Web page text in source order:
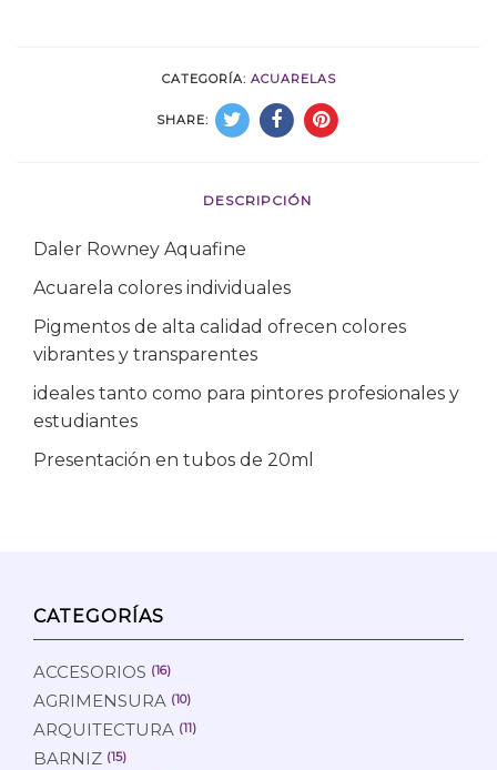
CATEGORÍA: ACUARELAS
SHARE:
DESCRIPCIÓN
Daler Rowney Aquafine
Acuarela colores individuales
Pigmentos de alta calidad ofrecen colores
vibrantes y transparentes
ideales tanto como para pintores profesionales y
estudiantes
Presentación en tubos de 20ml
CATEGORÍAS
ACCESORIOS (16)
AGRIMENSURA (10)
ARQUITECTURA (11)
BARNIZ (15)